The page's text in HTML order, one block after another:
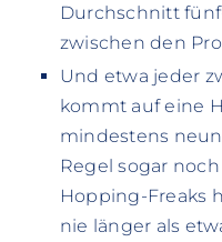
Durchschnitt
zwischen den
Und etwa jeder
kommt auf eine
mindestens
Regel sogar
Hopping-Freaks
nie länger als